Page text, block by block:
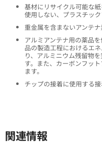
基材にリサイクル可能な
使用しない、プラスチック
重金属を含まないアンテ
アルミアンテナ用の薬品
品の製造工程におけるエ
り、アルミニウム残留物
す。また、カーボンフッ
ます。
チップの接着に使用する
関連情報